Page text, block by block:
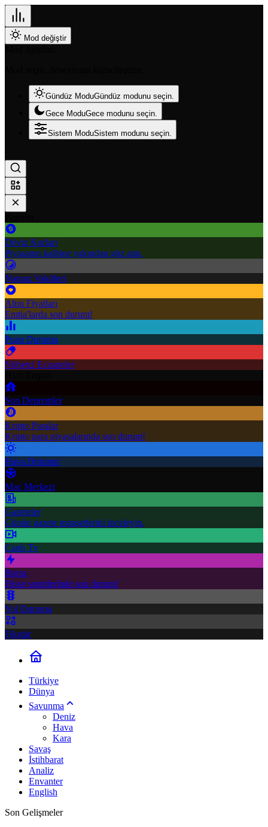
Mod değiştir
Gündüz ModuGündüz modunu seçin.
Gece ModuGece modunu seçin.
Sistem ModuSistem modunu seçin.
Döviz Kurları
Piyasanın kalbine yakından göz atın.
Namaz Vakitleri
Altın Fiyatları
Emtia'larda son durum!
Puan Durumu
Nöbetçi Eczaneler
Son Depremler
Kripto Paralar
Kripto para piyasalarında son durum!
Hava Durumu
Maç Merkezi
Gazeteler
Günün gazete manşetlerini inceleyin.
Canlı Tv
Borsa
Hisse senetlerinde son durum!
Yol Durumu
Fikstür
Türkiye
Dünya
Savunma
Deniz
Hava
Kara
Savaş
İstihbarat
Analiz
Envanter
English
Son Gelişmeler